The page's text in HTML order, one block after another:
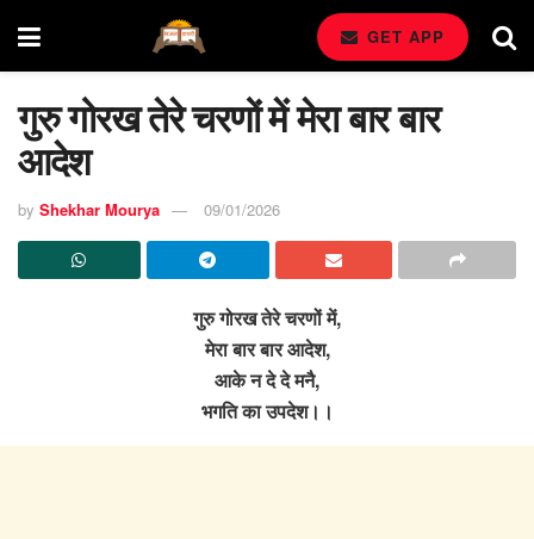
GET APP
गुरु गोरख तेरे चरणों में मेरा बार बार
आदेश
by Shekhar Mourya 09/01/2026
गुरु गोरख तेरे चरणों में,
मेरा बार बार आदेश,
आके न दे दे मनै,
भगति का उपदेश।।